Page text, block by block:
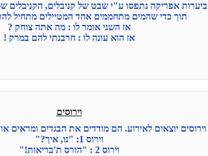
אפריקה נתפסו ע"י שבט של קניבלים, הקניבלים
תוך כדי שהמים מתחממים אחד המטיילים מתחיל
אז השני אומר לו : מה אתה צוחק ?
אז הוא עונה לו : חרבנתי להם במרק !
וירוסים
וירוסים יוצאים לאירוע. הם מודדים את הבגדים ומראים
וירוס 1: "נו, איך?"
וירוס 2 : "הורס ת'בריאות!"